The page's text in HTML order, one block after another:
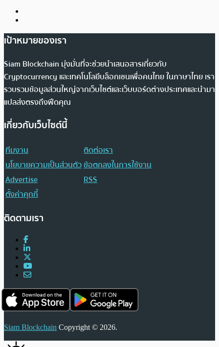
เป้าหมายของเรา
Siam Blockchain มุ่งมั่นที่จะช่วยนำเสนอสารเกี่ยวกับ
Cryptocurrency และเทคโนโลยีบล็อกเชนเพื่อคนไทย ในภาษาไทย เรา
รวบรวมข้อมูลส่วนใหญ่จากเว็บไซต์และเว็บบอร์ดต่างประเทศและนำมา
แปลส่งตรงถึงฟีดคุณ
เกี่ยวกับเว็บไซต์นี้
ทีมงาน
ติดต่อเรา
นโยบายความเป็นส่วนตัวข้อตกลงในการใช้งาน
Advertise
RSS
ตั้งค่าคุกกี้
ติดตามเรา
Siam Blockchain Copyright © 2026.